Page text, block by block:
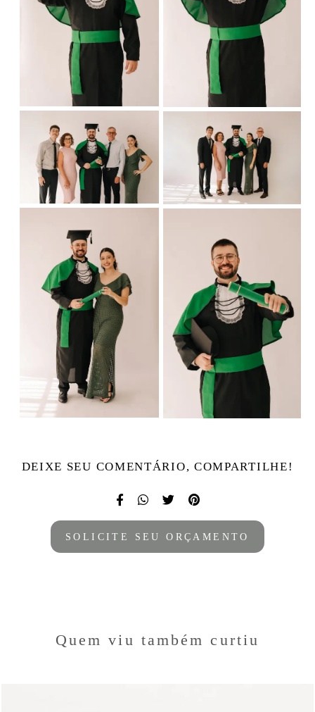
DEIXE SEU COMENTÁRIO, COMPARTILHE!
SOLICITE SEU ORÇAMENTO
Quem viu também curtiu